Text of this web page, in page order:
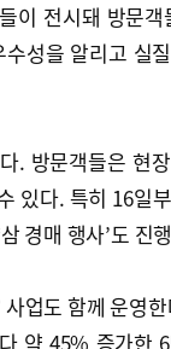
이 전시돼 방문
성을 알리고 실
. 방문객들은 현
있다. 특히 16일
경매 행사’도 진
업도 함께 운영
약 45% 증가한